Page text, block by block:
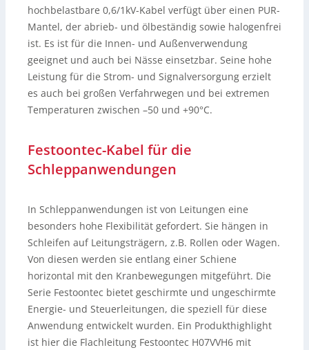
hochbelastbare 0,6/1kV-Kabel verfügt über einen PUR-
Mantel, der abrieb- und ölbeständig sowie halogenfrei
ist. Es ist für die Innen- und Außenverwendung
geeignet und auch bei Nässe einsetzbar. Seine hohe
Leistung für die Strom- und Signalversorgung erzielt
es auch bei großen Verfahrwegen und bei extremen
Temperaturen zwischen –50 und +90°C.
Festoontec-Kabel für die
Schleppanwendungen
In Schleppanwendungen ist von Leitungen eine
besonders hohe Flexibilität gefordert. Sie hängen in
Schleifen auf Leitungsträgern, z.B. Rollen oder Wagen.
Von diesen werden sie entlang einer Schiene
horizontal mit den Kranbewegungen mitgeführt. Die
Serie Festoontec bietet geschirmte und ungeschirmte
Energie- und Steuerleitungen, die speziell für diese
Anwendung entwickelt wurden. Ein Produkthighlight
ist hier die Flachleitung Festoontec H07VVH6 mit